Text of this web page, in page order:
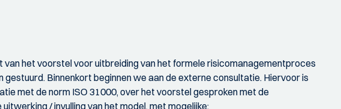
het voorstel voor uitbreiding van het formele risicomanagementproces
Binnenkort beginnen we aan de externe consultatie. Hiervoor is
met de norm ISO 31000, over het voorstel gesproken met de
/ invulling van het model, met mogelijke: